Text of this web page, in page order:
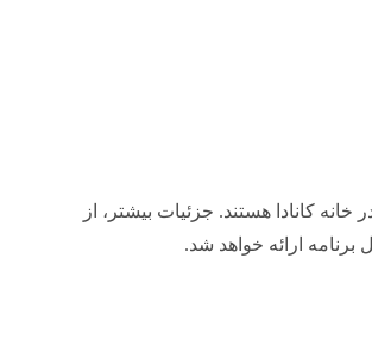
کانادا هستند. جزئیات بیشتر، از
ارائه خواهد شد.